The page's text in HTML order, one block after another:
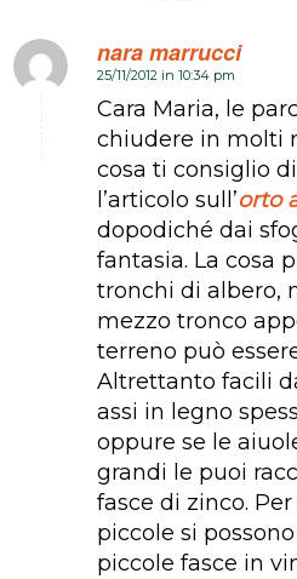
nara marrucci
dice:
25/11/2012 in 10:34 pm
Cara Maria, le
chiudere in molti
cosa ti consiglio
l’articolo sull’orto
dopodiché dai
fantasia. La cosa
tronchi di albero,
mezzo tronco
terreno può
Altrettanto facili
assi in legno
oppure se le
grandi le puoi
fasce di zinco.
piccole si
piccole fasce in